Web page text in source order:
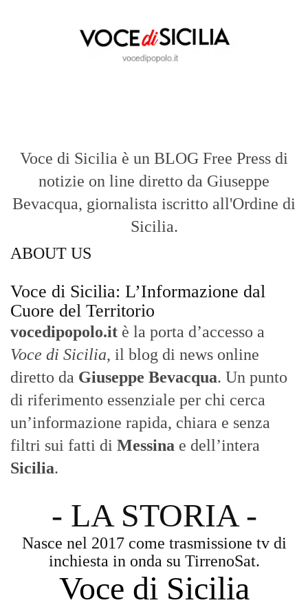
Voce di Sicilia è un BLOG Free Press di
notizie on line diretto da Giuseppe
Bevacqua, giornalista iscritto all'Ordine di
Sicilia.
ABOUT US
Voce di Sicilia: L’Informazione dal
Cuore del Territorio
vocedipopolo.it è la porta d’accesso a
Voce di Sicilia, il blog di news online
diretto da Giuseppe Bevacqua. Un punto
di riferimento essenziale per chi cerca
un’informazione rapida, chiara e senza
filtri sui fatti di Messina e dell’intera
Sicilia.
- LA STORIA -
Nasce nel 2017 come trasmissione tv di
inchiesta in onda su TirrenoSat.
Voce di Sicilia